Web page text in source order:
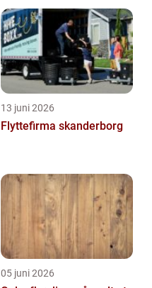
13 juni 2026
Flyttefirma skanderborg
05 juni 2026